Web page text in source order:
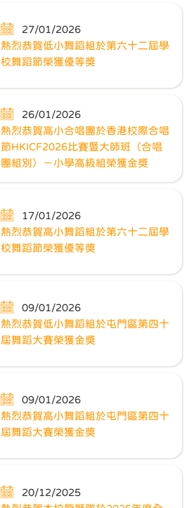
27/01/2026
熱烈恭賀低小舞蹈組於第六十二屆學
校舞蹈節榮獲優等獎
26/01/2026
熱烈恭賀高小合唱團於香港校際合唱
節HKICF2026比賽暨大師班（合唱
團組別）－小學高級組榮獲金獎
17/01/2026
熱烈恭賀高小舞蹈組於第六十二屆學
校舞蹈節榮獲優等獎
09/01/2026
熱烈恭賀低小舞蹈組於屯門區第四十
屆舞蹈大賽榮獲金獎
09/01/2026
熱烈恭賀高小舞蹈組於屯門區第四十
屆舞蹈大賽榮獲金獎
20/12/2025